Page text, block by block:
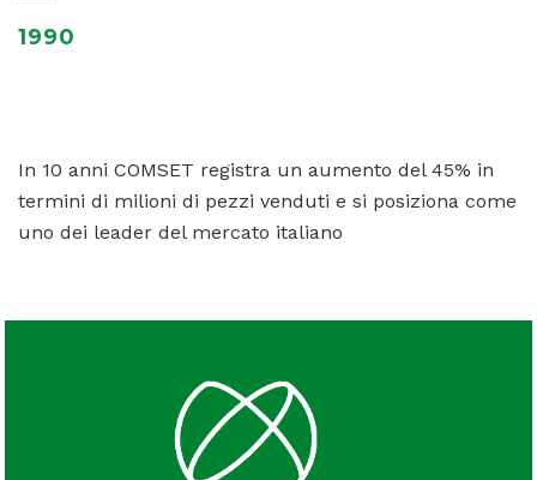
1990
In 10 anni COMSET registra un aumento del 45% in
termini di milioni di pezzi venduti e si posiziona come
uno dei leader del mercato italiano